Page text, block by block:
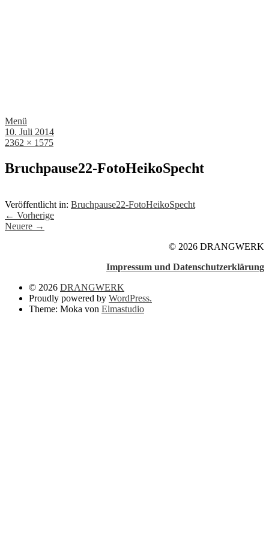
Menü
10. Juli 2014
2362 × 1575
Bruchpause22-FotoHeikoSpecht
Veröffentlicht in: Bruchpause22-FotoHeikoSpecht
← Vorherige
Neuere →
© 2026 DRANGWERK
Impressum und Datenschutzerklärung
© 2026 DRANGWERK
Proudly powered by WordPress.
Theme: Moka von Elmastudio